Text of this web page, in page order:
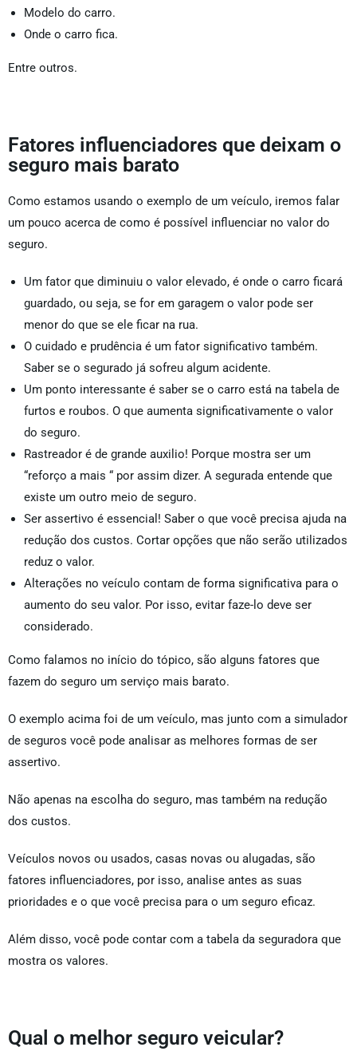
Modelo do carro.
Onde o carro fica.
Entre outros.
Fatores influenciadores que deixam o
seguro mais barato
Como estamos usando o exemplo de um veículo, iremos falar
um pouco acerca de como é possível influenciar no valor do
seguro.
Um fator que diminuiu o valor elevado, é onde o carro ficará
guardado, ou seja, se for em garagem o valor pode ser
menor do que se ele ficar na rua.
O cuidado e prudência é um fator significativo também.
Saber se o segurado já sofreu algum acidente.
Um ponto interessante é saber se o carro está na tabela de
furtos e roubos. O que aumenta significativamente o valor
do seguro.
Rastreador é de grande auxilio! Porque mostra ser um
“reforço a mais “ por assim dizer. A segurada entende que
existe um outro meio de seguro.
Ser assertivo é essencial! Saber o que você precisa ajuda na
redução dos custos. Cortar opções que não serão utilizados
reduz o valor.
Alterações no veículo contam de forma significativa para o
aumento do seu valor. Por isso, evitar faze-lo deve ser
considerado.
Como falamos no início do tópico, são alguns fatores que
fazem do seguro um serviço mais barato.
O exemplo acima foi de um veículo, mas junto com a simulador
de seguros você pode analisar as melhores formas de ser
assertivo.
Não apenas na escolha do seguro, mas também na redução
dos custos.
Veículos novos ou usados, casas novas ou alugadas, são
fatores influenciadores, por isso, analise antes as suas
prioridades e o que você precisa para o um seguro eficaz.
Além disso, você pode contar com a tabela da seguradora que
mostra os valores.
Qual o melhor seguro veicular?